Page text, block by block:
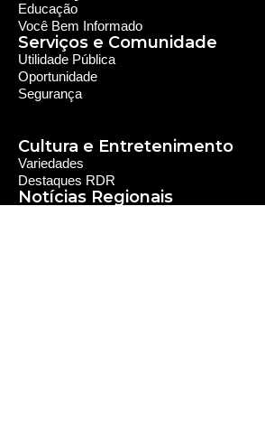
Educação
Você Bem Informado
Serviços e Comunidade
Utilidade Pública
Oportunidade
Segurança
Cultura e Entretenimento
Notícias Regionais
Variedades
Destaques RDR